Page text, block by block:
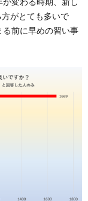
がとても多いで
る前に早めの習い事